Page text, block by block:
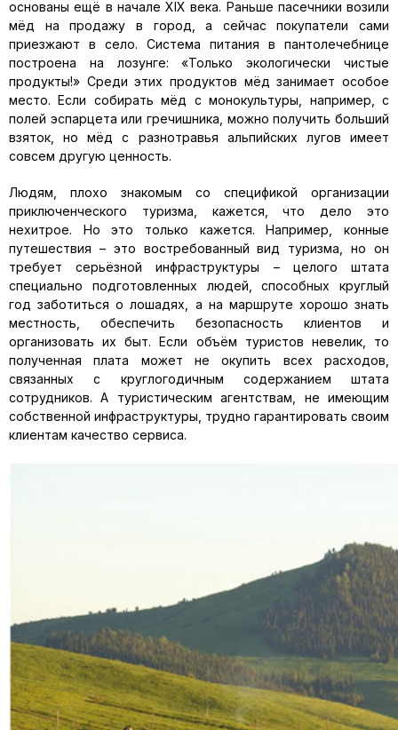
основаны ещё в начале XIX века. Раньше пасечники возили
мёд на продажу в город, а сейчас покупатели сами
приезжают в село. Система питания в пантолечебнице
построена на лозунге: «Только экологически чистые
продукты!» Среди этих продуктов мёд занимает особое
место. Если собирать мёд с монокультуры, например, с
полей эспарцета или гречишника, можно получить больший
взяток, но мёд с разнотравья альпийских лугов имеет
совсем другую ценность.
Людям, плохо знакомым со спецификой организации
приключенческого туризма, кажется, что дело это
нехитрое. Но это только кажется. Например, конные
путешествия – это востребованный вид туризма, но он
требует серьёзной инфраструктуры – целого штата
специально подготовленных людей, способных круглый
год заботиться о лошадях, а на маршруте хорошо знать
местность, обеспечить безопасность клиентов и
организовать их быт. Если объём туристов невелик, то
полученная плата может не окупить всех расходов,
связанных с круглогодичным содержанием штата
сотрудников. А туристическим агентствам, не имеющим
собственной инфраструктуры, трудно гарантировать своим
клиентам качество сервиса.